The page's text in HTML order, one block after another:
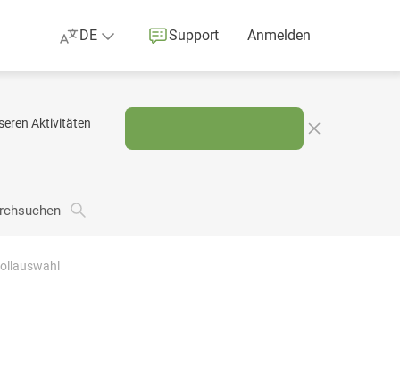
DE Support Anmelden
Aktivitäten